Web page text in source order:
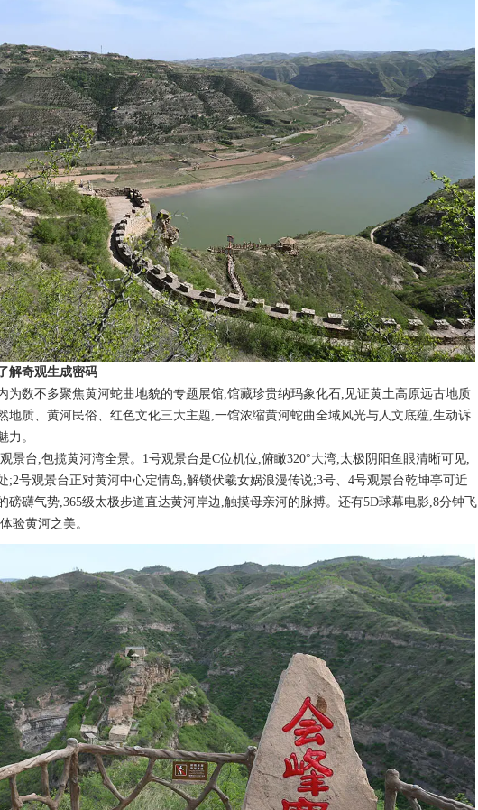
奇观生成密码
为数不多聚焦黄河蛇曲地貌的专题展馆,馆藏珍贵纳玛象化石,见证黄土高原远古地质
地质、黄河民俗、红色文化三大主题,一馆浓缩黄河蛇曲全域风光与人文底蕴,生动诉
力。
景台,包揽黄河湾全景。1号观景台是C位机位,俯瞰320°大湾,太极阴阳鱼眼清晰可见,
;2号观景台正对黄河中心定情岛,解锁伏羲女娲浪漫传说;3号、4号观景台乾坤亭可近
磅礴气势,365级太极步道直达黄河岸边,触摸母亲河的脉搏。还有5D球幕电影,8分钟飞
验黄河之美。